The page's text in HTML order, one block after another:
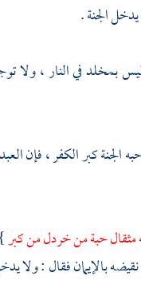
الجنة .
بمخلد في النار ، ولا
كبر الكفر ، فإن
مثقال حبة من خردل من كبر
بالإيمان فقال : ولا